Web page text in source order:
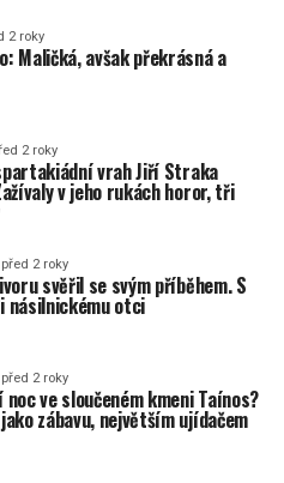
2 roky
Maličká, avšak překrásná a
2 roky
vrah Jiří Straka
v jeho rukách horor, tři
před 2 roky
svěřil se svým příběhem. S
násilnickému otci
před 2 roky
noc ve sloučeném kmeni Taínos?
zábavu, největším ujídačem